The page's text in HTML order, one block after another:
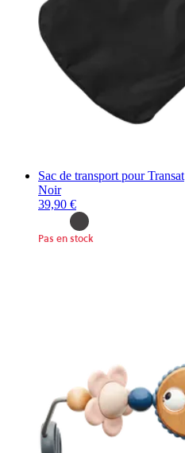
Sac de transport pour Transat
Noir
39,90 €
Pas en stock